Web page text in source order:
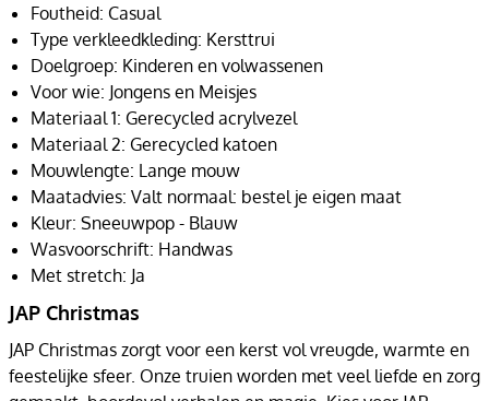
Foutheid: Casual
Type verkleedkleding: Kersttrui
Doelgroep: Kinderen en volwassenen
Voor wie: Jongens en Meisjes
Materiaal 1: Gerecycled acrylvezel
Materiaal 2: Gerecycled katoen
Mouwlengte: Lange mouw
Maatadvies: Valt normaal: bestel je eigen maat
Kleur: Sneeuwpop - Blauw
Wasvoorschrift: Handwas
Met stretch: Ja
JAP Christmas
JAP Christmas zorgt voor een kerst vol vreugde, warmte en
feestelijke sfeer. Onze truien worden met veel liefde en zorg